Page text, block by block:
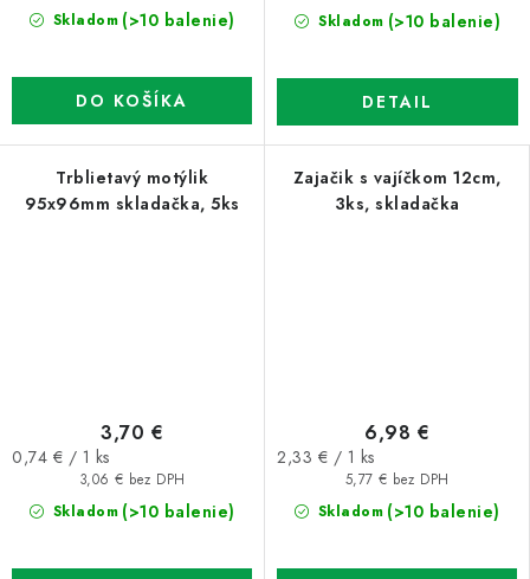
Skladom (>10 balenie)
DO KOŠÍKA
Skladom (>10 balenie)
DETAIL
Trblietavý motýlik
95x96mm skladačka, 5ks
Skladom (>10 balenie)
3,06 € bez DPH
3,70 €
Jednotková
0,74 € / 1 ks
Zajačik s vajíčkom 12cm,
3ks, skladačka
Skladom (>10 balenie)
5,77 € bez DPH
6,98 €
Jednotková
2,33 € / 1 ks